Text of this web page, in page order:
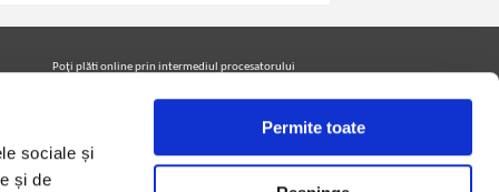
sociale și
și de
Permite toate
Poţi plăti online prin intermediul procesatorului
Urmăreşte-ne pe facebook pentru a fi la curent cu